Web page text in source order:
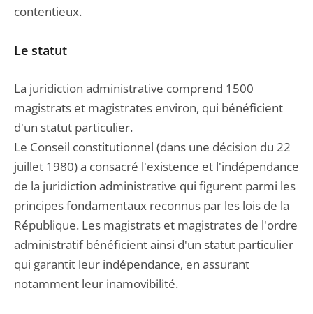
contentieux.
Le statut
La juridiction administrative comprend 1500
magistrats et magistrates environ, qui bénéficient
d'un statut particulier.
Le Conseil constitutionnel (dans une décision du 22
juillet 1980) a consacré l'existence et l'indépendance
de la juridiction administrative qui figurent parmi les
principes fondamentaux reconnus par les lois de la
République. Les magistrats et magistrates de l'ordre
administratif bénéficient ainsi d'un statut particulier
qui garantit leur indépendance, en assurant
notamment leur inamovibilité.